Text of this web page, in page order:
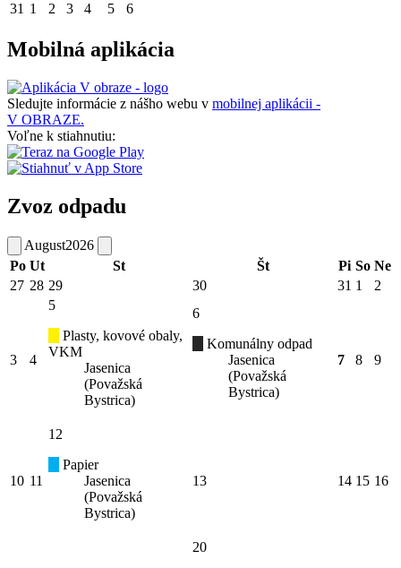
31 1 2 3 4 5 6
Mobilná aplikácia
Sledujte informácie z nášho webu v mobilnej aplikácii -
V OBRAZE.
Voľne k stiahnutiu:
Zvoz odpadu
August2026
Po Ut St Št Pi So Ne
27 28 29 30 31 1 2
3 4
5
Plasty, kovové obaly,
VKM
Jasenica
(Považská
Bystrica)
6
Komunálny odpad
Jasenica
(Považská
Bystrica)
7 8 9
10 11
12
Papier
Jasenica
(Považská
Bystrica)
13 14 15 16
20